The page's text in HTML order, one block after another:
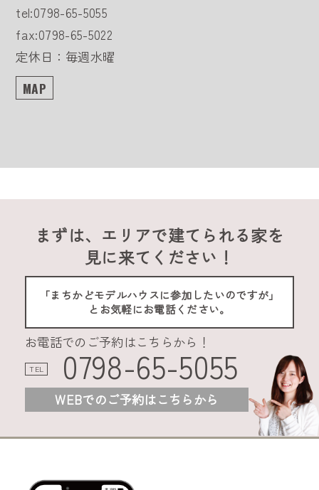
tel:0798-65-5055
fax:0798-65-5022
定休日：毎週水曜
MAP
まずは、エリアで建てられる家を
見に来てください！
「まちかどモデルハウスに参加したいのですが」
とお気軽にお電話ください。
お電話でのご予約はこちらから！
TEL 0798-65-5055
WEBでのご予約はこちらから